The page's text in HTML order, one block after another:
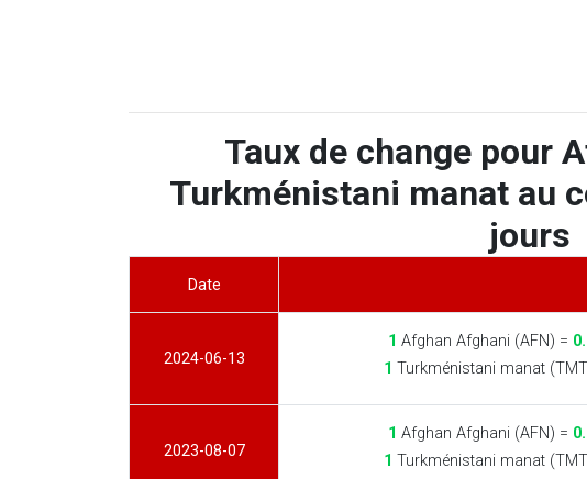
Taux de change pour
Turkménistani manat au
jours
Date
2024-06-13
1 Afghan Afghani (AFN) =
1 Turkménistani manat
2023-08-07
1 Afghan Afghani (AFN) =
1 Turkménistani manat